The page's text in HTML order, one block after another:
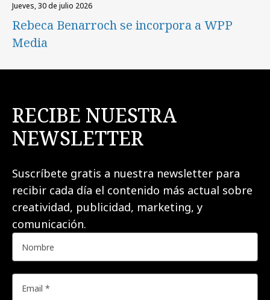
jueves, 30 de julio 2026
Rebeca Benarroch se incorpora a WPP
Media
RECIBE NUESTRA
NEWSLETTER
Suscríbete gratis a nuestra newsletter para
recibir cada día el contenido más actual sobre
creatividad, publicidad, marketing, y
comunicación.